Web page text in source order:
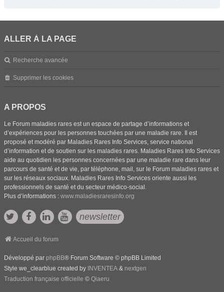
ALLER À LA PAGE
Recherche avancée
Supprimer les cookies
A PROPOS
Le Forum maladies rares est un espace de partage d’informations et
d’expériences pour les personnes touchées par une maladie rare. Il est
proposé et modéré par Maladies Rares Info Services, service national
d’information et de soutien sur les maladies rares. Maladies Rares Info Services
aide au quotidien les personnes concernées par une maladie rare dans leur
parcours de santé et de vie, par téléphone, mail, sur le Forum maladies rares et
sur les réseaux sociaux. Maladies Rares Info Services oriente aussi les
professionnels de santé et du secteur médico-social.
Plus d’informations : www.maladiesraresinfo.org
newsletter
Accueil du forum
Développé par phpBB® Forum Software © phpBB Limited
Style we_clearblue created by INVENTEA & nextgen
Traduction française officielle © Qiaeru